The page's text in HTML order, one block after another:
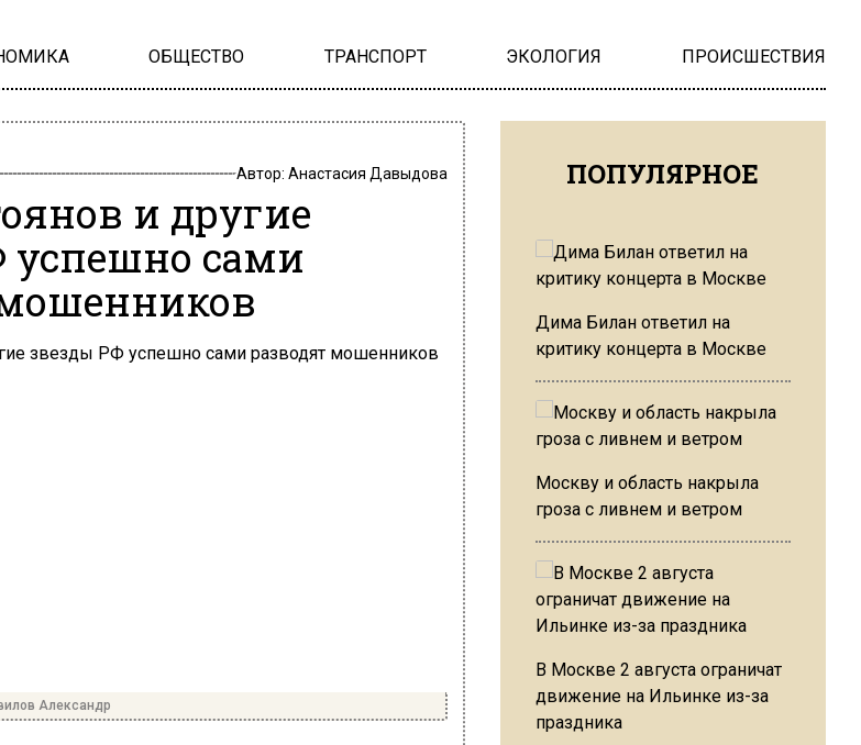
ОБЩЕСТВО ТРАНСПОРТ ЭКОЛОГИЯ ПРОИСШЕСТВИЯ
Автор: Анастасия Давыдова
и другие
успешно сами
Александр
ПОПУЛЯРНОЕ
Дима Билан ответил на
критику концерта в Москве
Москву и область накрыла
гроза с ливнем и ветром
В Москве 2 августа ограничат
движение на Ильинке из-за
праздника